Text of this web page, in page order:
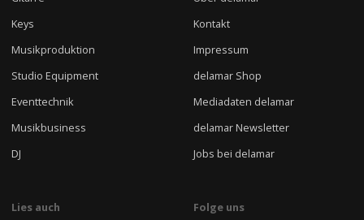
Keys
Musikproduktion
Studio Equipment
Eventtechnik
Musikbusiness
DJ
Kontakt
Impressum
delamar Shop
Mediadaten delamar
delamar Newsletter
Jobs bei delamar
Lies auch
Folge uns